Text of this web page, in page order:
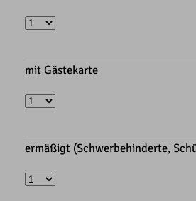
mit Gästekarte
ermäßigt (Schwerbehinderte,